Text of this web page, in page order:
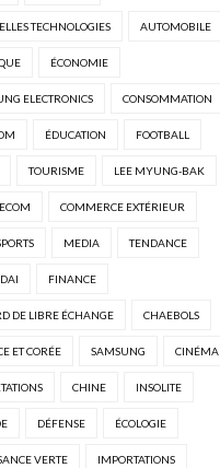
TECHNOLOGIES AUTOMOBILE
ÉCONOMIE
ELECTRONICS CONSOMMATION
ÉDUCATION FOOTBALL
TOURISME LEE MYUNG-BAK
COMMERCE EXTÉRIEUR
MEDIA TENDANCE
FINANCE
DE LIBRE ÉCHANGE CHAEBOLS
ET CORÉE SAMSUNG CINÉMA
CHINE INSOLITE
DÉFENSE ÉCOLOGIE
VERTE IMPORTATIONS